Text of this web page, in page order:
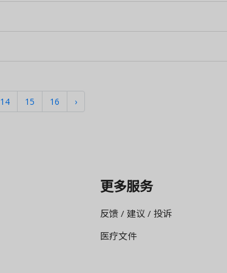
14 15 16 ›
更多服务
反馈 / 建议 / 投诉
医疗文件